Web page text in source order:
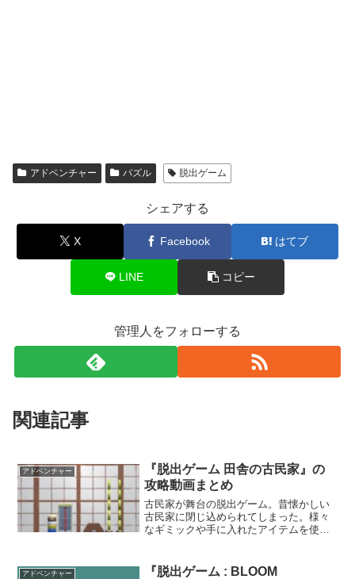
アドベンチャー パズル 脱出ゲーム
シェアする
X Facebook はてブ
LINE コピー
管理人をフォローする
関連記事
アドベンチャー
『脱出ゲーム 田舎の古民家』の
攻略動画まとめ
古民家が舞台の脱出ゲーム。昔懐かしい
古民家に閉じ込められてしまった。様々
なギミックや手に入れたアイテムを使っ
るぞ。
アドベンチャー
『脱出ゲーム : BLOOM